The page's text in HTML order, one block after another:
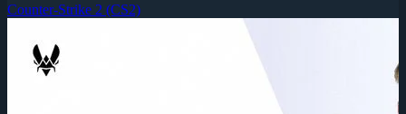
Counter-Strike 2 (CS2)